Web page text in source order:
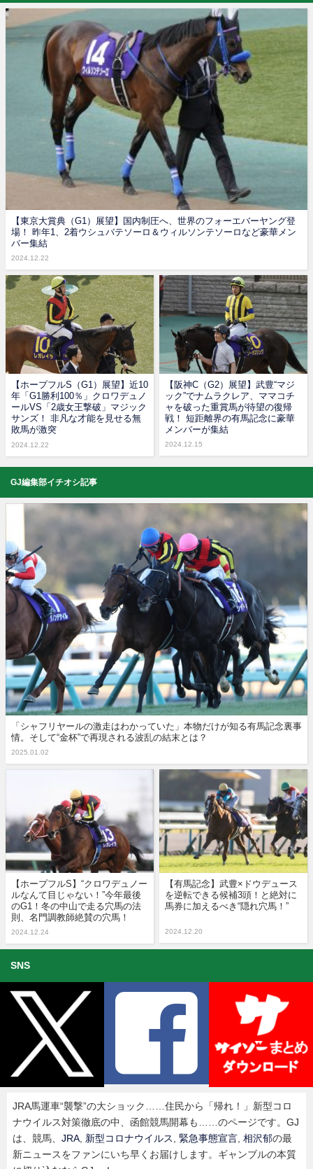
【東京大賞典（G1）展望】国内制圧へ、世界のフォーエバーヤング登
場！ 昨年1、2着ウシュバテソーロ＆ウィルソンテソーロなど豪華メン
バー集結
2024.12.22
【ホープフルS（G1）展望】近10
年「G1勝利100％」クロワデュノ
ールVS「2歳女王撃破」マジック
サンズ！ 非凡な才能を見せる無
敗馬が激突
2024.12.22
【阪神C（G2）展望】武豊“マジ
ック”でナムラクレア、ママコチ
ャを破った重賞馬が待望の復帰
戦！ 短距離界の有馬記念に豪華
メンバーが集結
2024.12.15
GJ編集部イチオシ記事
「シャフリヤールの激走はわかっていた」本物だけが知る有馬記念裏事
情。そして“金杯”で再現される波乱の結末とは？
2025.01.02
【ホープフルS】“クロワデュノー
ルなんて目じゃない！”今年最後
のG1！冬の中山で走る穴馬の法
則、名門調教師絶賛の穴馬！
2024.12.24
【有馬記念】武豊×ドウデュース
を逆転できる候補3頭！と絶対に
馬券に加えるべき“隠れ穴馬！”
2024.12.20
SNS
JRA馬運車“襲撃”の大ショック……住民から「帰れ！」新型コロ
ナウイルス対策徹底の中、函館競馬開幕も……のページです。GJ
は、競馬、 JRA 新型コロナウイルス 緊急事態宣言 相沢郁の最
新ニュースをファンにいち早くお届けします。ギャンブルの本質